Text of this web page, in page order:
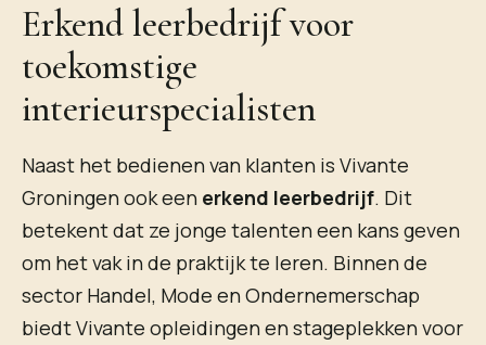
Erkend leerbedrijf voor
toekomstige
interieurspecialisten
Naast het bedienen van klanten is Vivante
Groningen ook een erkend leerbedrijf. Dit
betekent dat ze jonge talenten een kans geven
om het vak in de praktijk te leren. Binnen de
sector Handel, Mode en Ondernemerschap
biedt Vivante opleidingen en stageplekken voor